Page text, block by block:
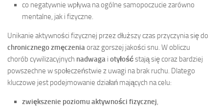
co negatywnie wpływa na ogólne samopoczucie zarówno
mentalne, jak i fizyczne.
Unikanie aktywności fizycznej przez dłuższy czas przyczynia się do
chronicznego zmęczeniaoraz gorszej jakości snu. W obliczu
chorób cywilizacyjnych nadwaga i otyłośćstają się coraz bardziej
powszechne w społeczeństwie z uwagi na brak ruchu. Dlatego
kluczowe jest podejmowanie działań mających na celu:
zwiększenie poziomu aktywności fizycznej,